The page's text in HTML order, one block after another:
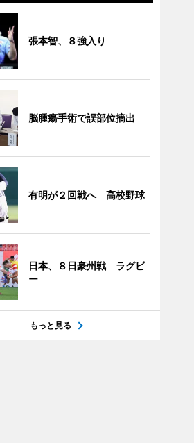
張本智、８強入り
脳腫瘍手術で誤部位摘出
有明が２回戦へ 高校野球
日本、８日豪州戦 ラグビ
ー
もっと見る